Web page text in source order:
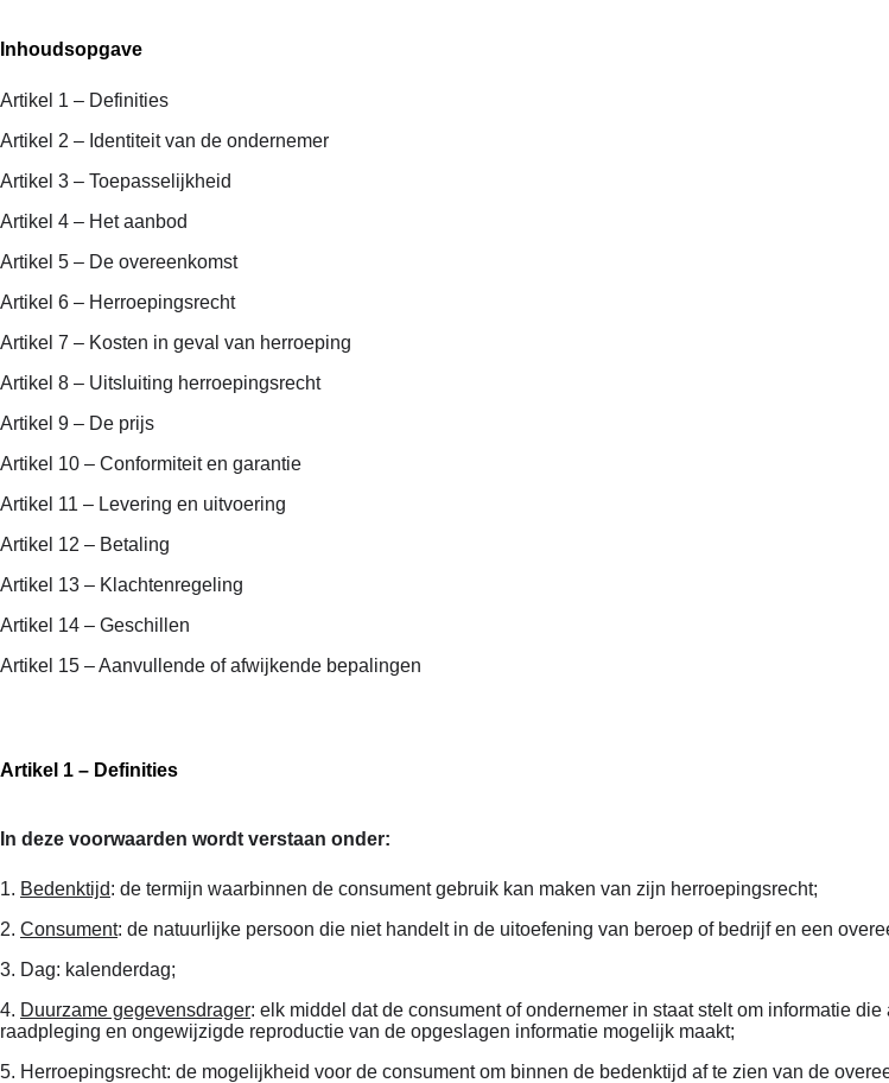
Inhoudsopgave
Artikel 1 – Definities
Artikel 2 – Identiteit van de ondernemer
Artikel 3 – Toepasselijkheid
Artikel 4 – Het aanbod
Artikel 5 – De overeenkomst
Artikel 6 – Herroepingsrecht
Artikel 7 – Kosten in geval van herroeping
Artikel 8 – Uitsluiting herroepingsrecht
Artikel 9 – De prijs
Artikel 10 – Conformiteit en garantie
Artikel 11 – Levering en uitvoering
Artikel 12 – Betaling
Artikel 13 – Klachtenregeling
Artikel 14 – Geschillen
Artikel 15 – Aanvullende of afwijkende bepalingen
Artikel 1 – Definities
In deze voorwaarden wordt verstaan onder:
1. Bedenktijd: de termijn waarbinnen de consument gebruik kan maken van zijn herroepingsrecht;
2. Consument: de natuurlijke persoon die niet handelt in de uitoefening van beroep of bedrijf en een
3. Dag: kalenderdag;
4. Duurzame gegevensdrager: elk middel dat de consument of ondernemer in staat stelt om informatie
raadpleging en ongewijzigde reproductie van de opgeslagen informatie mogelijk maakt;
5. Herroepingsrecht: de mogelijkheid voor de consument om binnen de bedenktijd af te zien van de